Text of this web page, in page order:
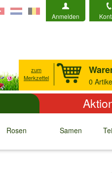
Anmelden
zum
Merkzettel
0
Rosen Samen
↓ ↓